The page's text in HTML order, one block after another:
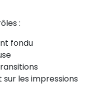
:
fondu
sur les impressions